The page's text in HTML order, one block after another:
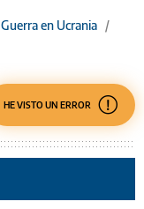
Guerra en Ucrania /
HE VISTO UN ERROR